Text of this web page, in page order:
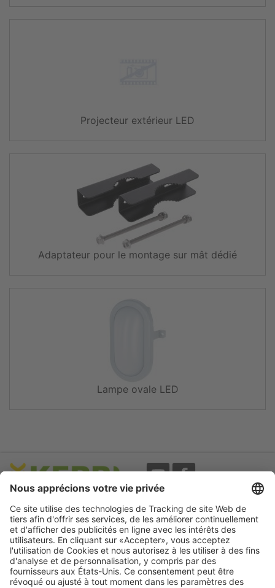
Projecteur extérieur LED
Adaptateur pour le montage sur mât dédié
Lampe ovale LED
Evènements
Newsletter
Termes d'utilisation
A propos
Mentions légales
CGV
Protection des données
Garantie
Déclaration